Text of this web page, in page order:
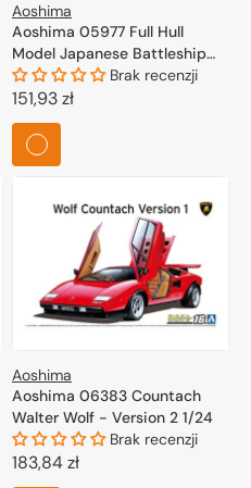
Aoshima
Aoshima 05977 Full Hull
Model Japanese Battleship
Fuso 1944 1/700Brak recenzji
Cena
regularna
151,93 zł
Aoshima
Aoshima 06383 Countach
Walter Wolf - Version 2 1/24
Brak recenzji
Cena
183,84 zł